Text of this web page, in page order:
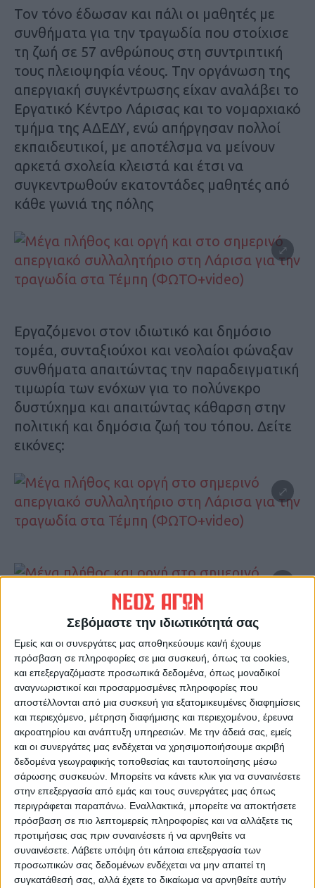
Σεβόμαστε την ιδιωτικότητά σας
Εμείς και οι συνεργάτες μας αποθηκεύουμε και/ή έχουμε
πρόσβαση σε πληροφορίες σε μια συσκευή, όπως τα cookies,
και επεξεργαζόμαστε προσωπικά δεδομένα, όπως μοναδικοί
αναγνωριστικοί και προσαρμοσμένες πληροφορίες που
αποστέλλονται από μια συσκευή για εξατομικευμένες διαφημίσεις
και περιεχόμενο, μέτρηση διαφήμισης και περιεχομένου, έρευνα
ακροατηρίου και ανάπτυξη υπηρεσιών. Με την άδειά σας, εμείς
και οι συνεργάτες μας ενδέχεται να χρησιμοποιήσουμε ακριβή
δεδομένα γεωγραφικής τοποθεσίας και ταυτοποίησης μέσω
σάρωσης συσκευών. Μπορείτε να κάνετε κλικ για να συναινέσετε
στην επεξεργασία από εμάς και τους συνεργάτες μας όπως
περιγράφεται παραπάνω. Εναλλακτικά, μπορείτε να αποκτήσετε
πρόσβαση σε πιο λεπτομερείς πληροφορίες και να αλλάξετε τις
προτιμήσεις σας πριν συναινέσετε ή να αρνηθείτε να
συναινέσετε. Λάβετε υπόψη ότι κάποια επεξεργασία των
προσωπικών σας δεδομένων ενδέχεται να μην απαιτεί τη
συγκατάθεσή σας, αλλά έχετε το δικαίωμα να αρνηθείτε αυτήν
Τον τόνο έδωσαν και πάλι οι μαθητές με
συνθήματα για την τραγωδία που στοίχισε
τη ζωή σε 57 ανθρώπους στη συντριπτική
τους πλειοψηφία νέους. Την οργάνωση της
απεργιακή συγκέντρωσης είχαν αναλάβει το
Εργατικό Κέντρο Λάρισας και το νομαρχιακό
τμήμα της ΑΔΕΔΥ, ενώ απήργησαν πολλοί
εκπαιδευτικοί, με αποτέλσμα να μείνουν
αρκετά σχολεία κλειστά και έτσι να
συγκεντρωθούν εκατοντάδες μαθητές από
κάθε γωνιά της πόλης
Εργαζόμενοι στον ιδιωτικό και δημόσιο
τομέα, συνταξιούχοι και νεολαίοι φώναξαν
συνθήματα απαιτώντας την παραδειγματική
τιμωρία των ενόχων για το πολύνεκρο
δυστύχημα και απαιτώντας κάθαρση στην
πολιτική και δημόσια ζωή του τόπου. Δείτε
εικόνες: